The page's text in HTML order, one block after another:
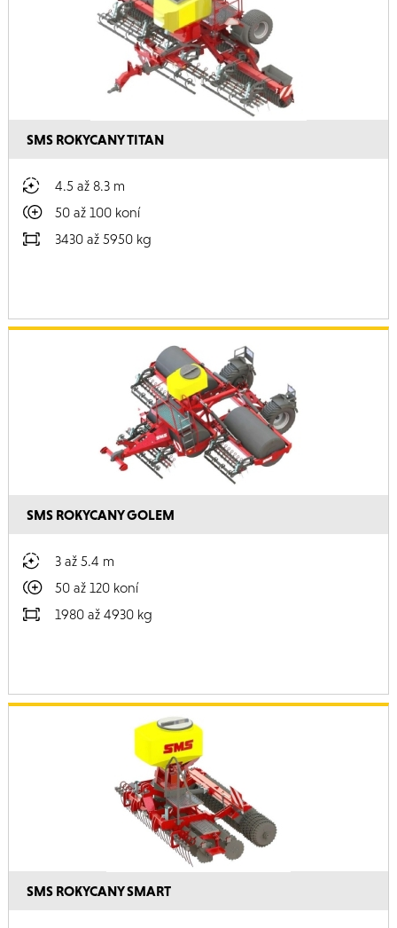
SMS ROKYCANY TITAN
4.5 až 8.3 m
50 až 100 koní
3430 až 5950 kg
SMS ROKYCANY GOLEM
3 až 5.4 m
50 až 120 koní
1980 až 4930 kg
SMS ROKYCANY SMART